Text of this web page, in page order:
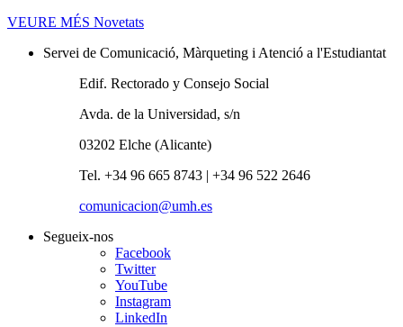
VEURE MÉS Novetats
Servei de Comunicació, Màrqueting i Atenció a l'Estudiantat
Edif. Rectorado y Consejo Social
Avda. de la Universidad, s/n
03202 Elche (Alicante)
Tel. +34 96 665 8743 | +34 96 522 2646
comunicacion@umh.es
Segueix-nos
Facebook
Twitter
YouTube
Instagram
LinkedIn